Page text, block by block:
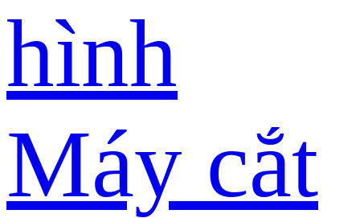
hình
Máy cắt